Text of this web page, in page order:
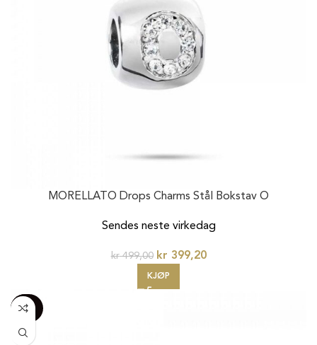
MORELLATO Drops Charms Stål Bokstav O
Sendes neste virkedag
kr499,00 kr 399,20
KJØP
-100%
20%